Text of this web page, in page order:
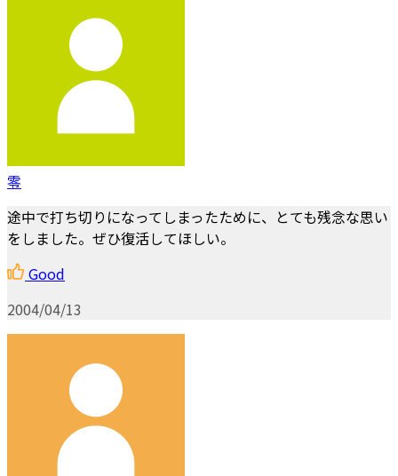
零
途中で打ち切りになってしまったために、とても残念な思い
をしました。ぜひ復活してほしい。
Good
2004/04/13